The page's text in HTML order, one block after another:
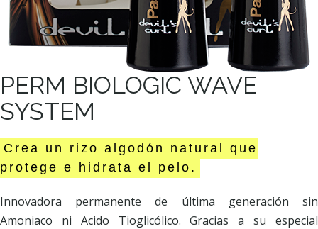
PERM BIOLOGIC WAVE
SYSTEM
Crea un rizo algodón natural que
protege e hidrata el pelo.
Innovadora permanente de última generación sin
Amoniaco ni Acido Tioglicólico. Gracias a su especial